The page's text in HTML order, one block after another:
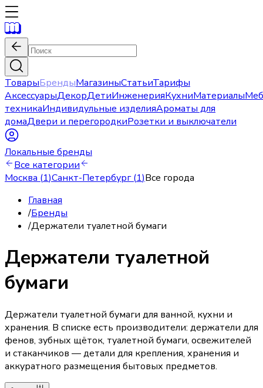
ТоварыБрендыМагазиныСтатьиТарифы
АксессуарыДекорДетиИнженерияКухниМатериалы
техникаИндивидульные изделияАроматы для
домаДвери и перегородкиРозетки и выключатели
Локальные бренды
Все категории
Москва (1)Санкт-Петербург(1)Все города
Главная
/Бренды
/Держатели туалетной бумаги
Держатели туалетной
бумаги
Держатели туалетной бумаги для ванной, кухни и
хранения. В списке есть производители: держатели для
фенов, зубных щёток, туалетной бумаги, освежителей
и стаканчиков — детали для крепления, хранения и
аккуратного размещения бытовых предметов.